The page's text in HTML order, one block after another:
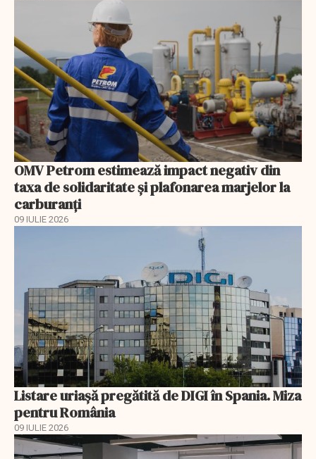
OMV Petrom estimează impact negativ din
taxa de solidaritate și plafonarea marjelor la
carburanți
09 IULIE 2026
Listare uriașă pregătită de DIGI în Spania. Miza
pentru România
09 IULIE 2026